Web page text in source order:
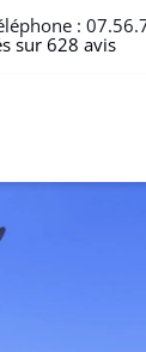
:
sur 628 avis